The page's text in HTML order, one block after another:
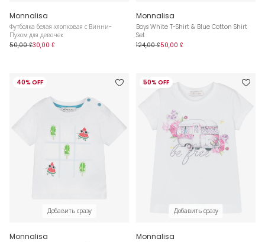
Monnalisa
Футболка белая хлопковая с Винни-
Пухом для девочек
50,00 £30,00 £
Monnalisa
Boys White T-Shirt & Blue Cotton Shirt
Set
124,00 £50,00 £
40% OFF
Добавить сразу
Monnalisa
50% OFF
Добавить сразу
Monnalisa